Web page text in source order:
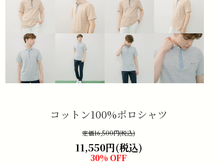
コットン100%ポロシャツ
定価16,500円(税込)
11,550円(税込)
30% OFF